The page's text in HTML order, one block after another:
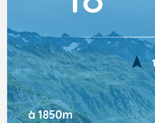
à 1850m